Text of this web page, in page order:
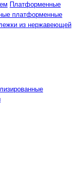
Платформенные
платформенные
из нержавеющей